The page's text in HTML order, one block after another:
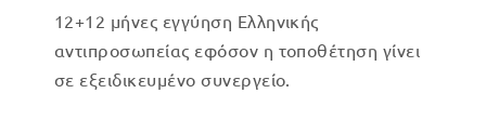
12+12 μήνες εγγύηση Ελληνικής
αντιπροσωπείας εφόσον η τοποθέτηση γίνει
σε εξειδικευμένο συνεργείο.